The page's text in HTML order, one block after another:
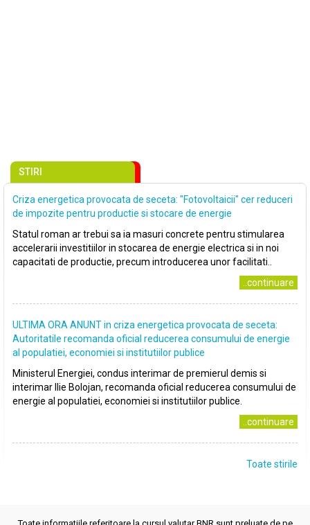
STIRI
Criza energetica provocata de seceta: ″Fotovoltaicii″ cer reduceri
de impozite pentru productie si stocare de energie
Statul roman ar trebui sa ia masuri concrete pentru stimularea
accelerarii investitiilor in stocarea de energie electrica si in noi
capacitati de productie, precum introducerea unor facilitati..
..continuare
ULTIMA ORA ANUNT in criza energetica provocata de seceta:
Autoritatile recomanda oficial reducerea consumului de energie
al populatiei, economiei si institutiilor publice
Ministerul Energiei, condus interimar de premierul demis si
interimar Ilie Bolojan, recomanda oficial reducerea consumului de
energie al populatiei, economiei si institutiilor publice.
..continuare
Toate stirile